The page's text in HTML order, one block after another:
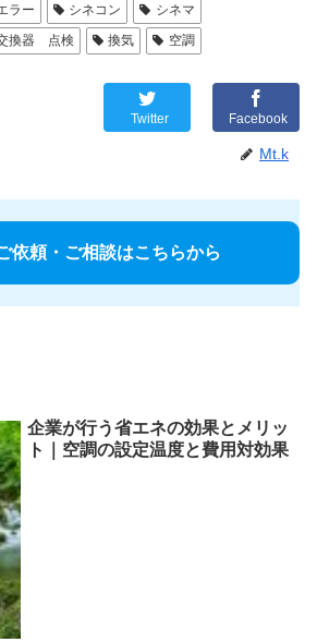
ラー シネコン
シネマ
換器 点検 換気 空調
Twitter Facebook
Mt.k
依頼・ご相談はこちらから
企業が行う省エネの効果とメリッ
ト｜空調の設定温度と費用対効果